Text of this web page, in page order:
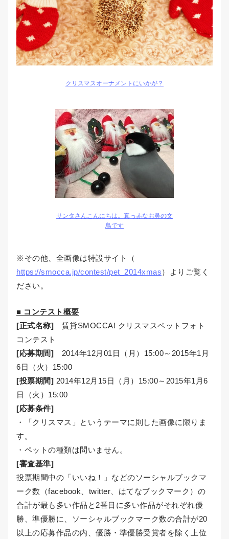
クリスマスオーナメントにいかが？
サンタさんこんにちは。真っ赤なお鼻の文
鳥です
※その他、全画像は特設サイト（
https://smocca.jp/contest/pet_2014xmas）よりご覧く
ださい。
■ コンテスト概要
[正式名称] 賃貸SMOCCA! クリスマスペットフォト
コンテスト
[応募期間] 2014年12月01日（月）15:00～2015年1月
6日（火）15:00
[投票期間] 2014年12月15日（月）15:00～2015年1月6
日（火）15:00
[応募条件]
・「クリスマス」というテーマに則した画像に限りま
す。
・ペットの種類は問いません。
[審査基準]
投票期間中の「いいね！」などのソーシャルブックマ
ーク数（facebook、twitter、はてなブックマーク）の
合計が最も多い作品と2番目に多い作品がそれぞれ優
勝、準優勝に、ソーシャルブックマーク数の合計が20
以上の応募作品の内、優勝・準優勝受賞者を除く上位